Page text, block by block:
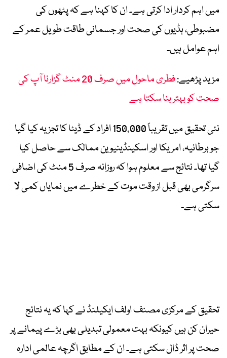
میں اہم کردار ادا کرتی ہے۔ ان کا کہنا ہے کہ پٹھوں کی
مضبوطی، ہڈیوں کی صحت اور جسمانی طاقت طویل عمر کے
اہم عوامل ہیں۔
مزید پڑھیے:
فطری ماحول میں صرف 20 منٹ گزارنا آپ کی
صحت کو بہتر بنا سکتا ہے
نئی تحقیق میں تقریباً 150,000 افراد کے ڈیٹا کا تجزیہ کیا گیا
جو برطانیہ، امریکا اور اسکینڈینیوین ممالک سے حاصل کیا
گیا تھا۔ نتائج سے معلوم ہوا کہ روزانہ صرف 5 منٹ کی اضافی
سرگرمی بھی قبل از وقت موت کے خطرے میں نمایاں کمی لا
سکتی ہے۔
تحقیق کے مرکزی مصنف اولف ایکیلنڈ نے کہا کہ یہ نتائج
حیران کن ہیں کیونکہ بہت معمولی تبدیلی بھی بڑے پیمانے پر
صحت پر اثر ڈال سکتی ہے۔ ان کے مطابق اگرچہ عالمی ادارہ